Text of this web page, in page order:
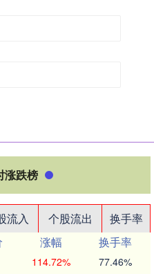
涨跌榜
流入 个股流出
换手率
涨幅
换手率
114.72% 77.46%